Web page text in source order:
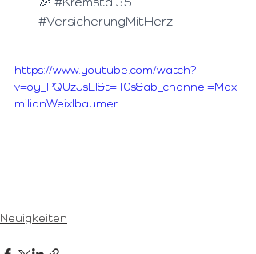
🎉 #Kremstal35
#VersicherungMitHerz
https://www.youtube.com/watch?
v=oy_PQUzJsEI&t=10s&ab_channel=Maxi
milianWeixlbaumer
Neuigkeiten